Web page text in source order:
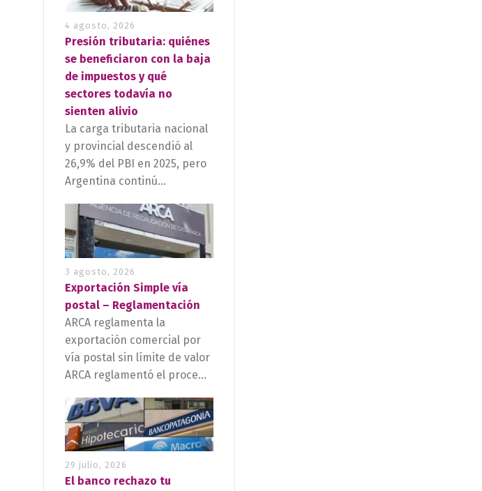
4 agosto, 2026
Presión tributaria: quiénes
se beneficiaron con la baja
de impuestos y qué
sectores todavía no
sienten alivio
La carga tributaria nacional
y provincial descendió al
26,9% del PBI en 2025, pero
Argentina continú...
3 agosto, 2026
Exportación Simple vía
postal – Reglamentación
ARCA reglamenta la
exportación comercial por
vía postal sin límite de valor
ARCA reglamentó el proce...
29 julio, 2026
El banco rechazo tu